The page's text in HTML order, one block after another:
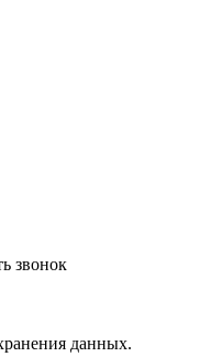
звонок
данных.